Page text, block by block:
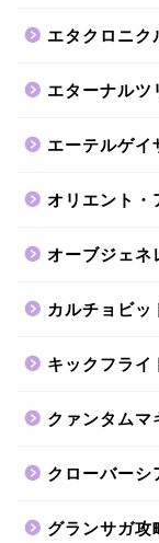
エタクロニク
エターナルツ
エーテルゲイ
オリエント・
オーブジェネ
カルチョビッ
キックフライ
クァンタムマ
クローバーシ
グランサガ攻